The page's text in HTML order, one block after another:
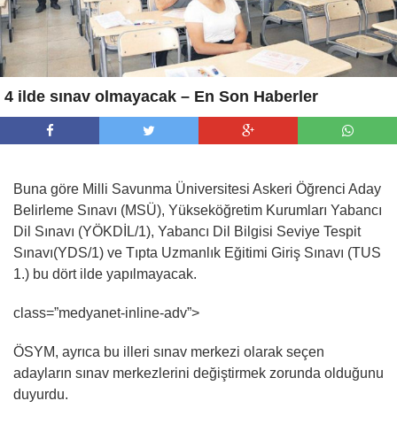
4 ilde sınav olmayacak – En Son Haberler
Buna göre Milli Savunma Üniversitesi Askeri Öğrenci Aday
Belirleme Sınavı (MSÜ), Yükseköğretim Kurumları Yabancı
Dil Sınavı (YÖKDİL/1), Yabancı Dil Bilgisi Seviye Tespit
Sınavı(YDS/1) ve Tıpta Uzmanlık Eğitimi Giriş Sınavı (TUS
1.) bu dört ilde yapılmayacak.
class=”medyanet-inline-adv”>
ÖSYM, ayrıca bu illeri sınav merkezi olarak seçen
adayların sınav merkezlerini değiştirmek zorunda olduğunu
duyurdu.